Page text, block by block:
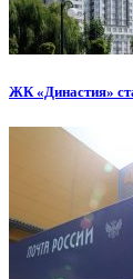
ЖК «Династия»